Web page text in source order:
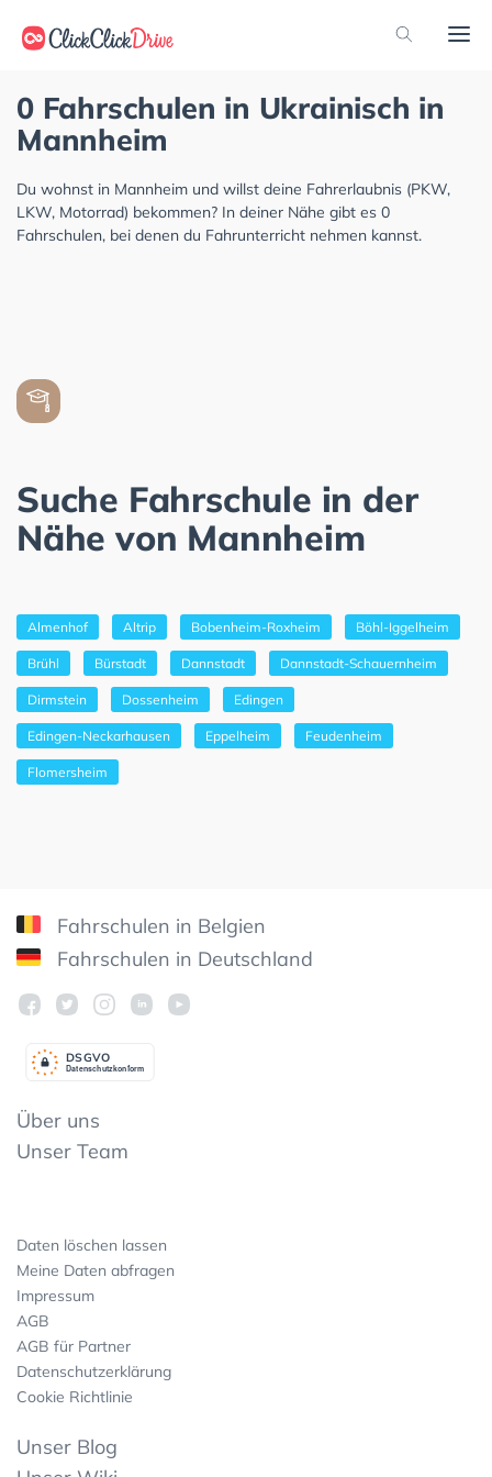
0 Fahrschulen in Ukrainisch in
Mannheim
Du wohnst in Mannheim und willst deine Fahrerlaubnis (PKW,
LKW, Motorrad) bekommen? In deiner Nähe gibt es 0
Fahrschulen, bei denen du Fahrunterricht nehmen kannst.
Suche Fahrschule in der
Nähe von Mannheim
Almenhof Altrip Bobenheim-Roxheim Böhl-Iggelheim
Brühl Bürstadt Dannstadt Dannstadt-Schauernheim
Dirmstein Dossenheim Edingen
Edingen-Neckarhausen Eppelheim Feudenheim
Flomersheim
Fahrschulen in Belgien
Fahrschulen in Deutschland
Datenschutzkonform
DSGVO
Über uns
Unser Team
Daten löschen lassen
Meine Daten abfragen
Impressum
AGB
AGB für Partner
Datenschutzerklärung
Cookie Richtlinie
Unser Blog